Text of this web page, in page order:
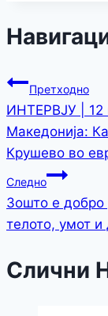
Претходно
ИНТЕРВЈУ | 12
Македонија:
Крушево во
Следно
Зошто е добро
телото, умот и
Слични